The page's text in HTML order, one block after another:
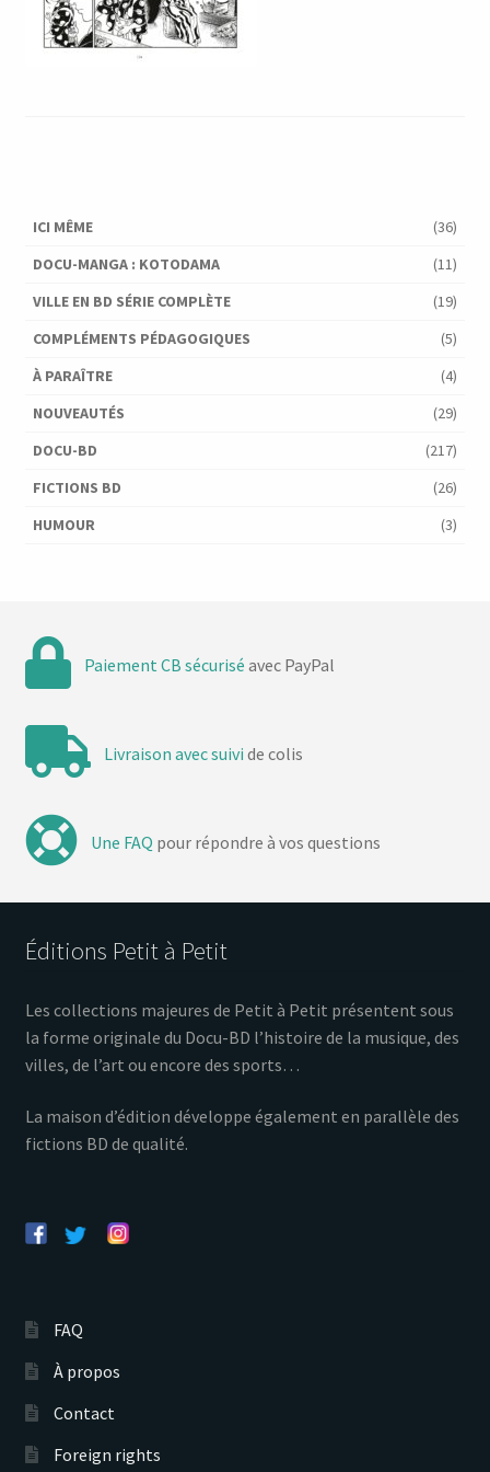
ICI MÊME
(36)
DOCU-MANGA : KOTODAMA
(11)
VILLE EN BD SÉRIE COMPLÈTE
(19)
COMPLÉMENTS PÉDAGOGIQUES
(5)
À PARAÎTRE
(4)
NOUVEAUTÉS
(29)
DOCU-BD
(217)
FICTIONS BD
(26)
HUMOUR
(3)
Paiement CB sécurisé avec PayPal
Livraison avec suivi de colis
Une FAQ pour répondre à vos questions
Éditions Petit à Petit
Les collections majeures de Petit à Petit présentent sous
la forme originale du Docu-BD l’histoire de la musique, des
villes, de l’art ou encore des sports…
La maison d’édition développe également en parallèle des
fictions BD de qualité.
FAQ
À propos
Contact
Foreign rights